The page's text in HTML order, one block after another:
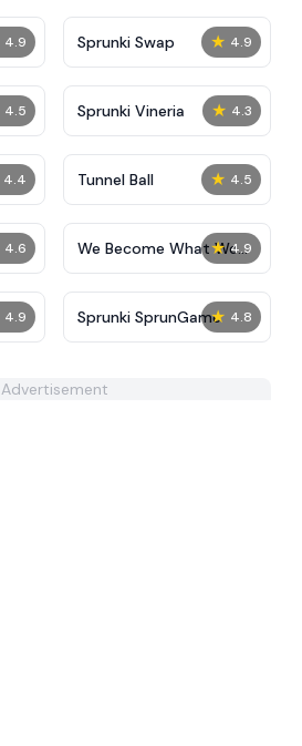
4.9 ★ 4.9
Sprunki Swap
4.5 ★ 4.3
Sprunki Vineria
4.4 ★ 4.5
Tunnel Ball
4.6 ★ 4.9
We Become What We
Behold
4.9 ★ 4.8
Sprunki SprunGame
Advertisement